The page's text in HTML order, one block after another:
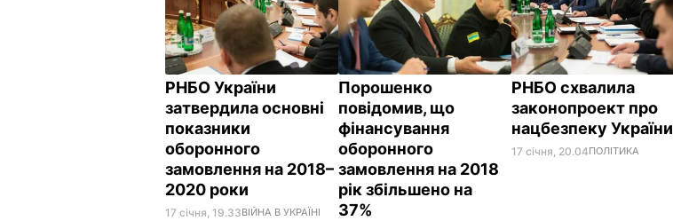
РНБО України
затвердила основні
показники
оборонного
замовлення на 2018–
2020 роки
17 січня, 19.33ВІЙНА В УКРАЇНІ
Порошенко
повідомив, що
фінансування
оборонного
замовлення на 2018
рік збільшено на
37%
РНБО схвалила
законопроект про
нацбезпеку України
17 січня, 20.04ПОЛІТИКА